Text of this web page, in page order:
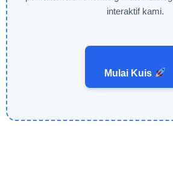
interaktif kami.
Mulai Kuis